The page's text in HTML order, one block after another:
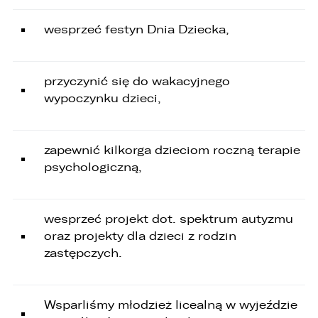
wesprzeć festyn Dnia Dziecka,
przyczynić się do wakacyjnego
wypoczynku dzieci,
zapewnić kilkorga dzieciom roczną terapie
psychologiczną,
wesprzeć projekt dot. spektrum autyzmu
oraz projekty dla dzieci z rodzin
zastępczych.
Wsparliśmy młodzież licealną w wyjeździe
535 535.
1. podniesienia bezpieczeństwa i rzetelności
obsługi klienta,
3. weryfikacji możliwości zawarcia umowy,
zgłoszenia.
1. Odbiorcami Państwa danych osobowych
będą:
prawa,